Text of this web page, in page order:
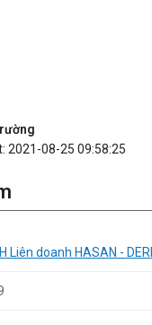
2021-08-25 09:58:25
Liên doanh HASAN -